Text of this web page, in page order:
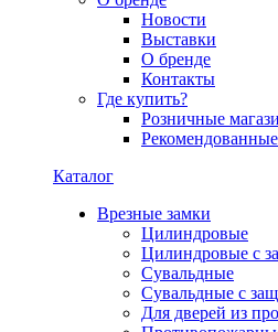
Новости
Выставки
О бренде
Контакты
Где купить?
Розничные
Каталог
Врезные замки
Цилиндровые
Цилиндровые с
Сувальдные
Сувальдные с
Для дверей из